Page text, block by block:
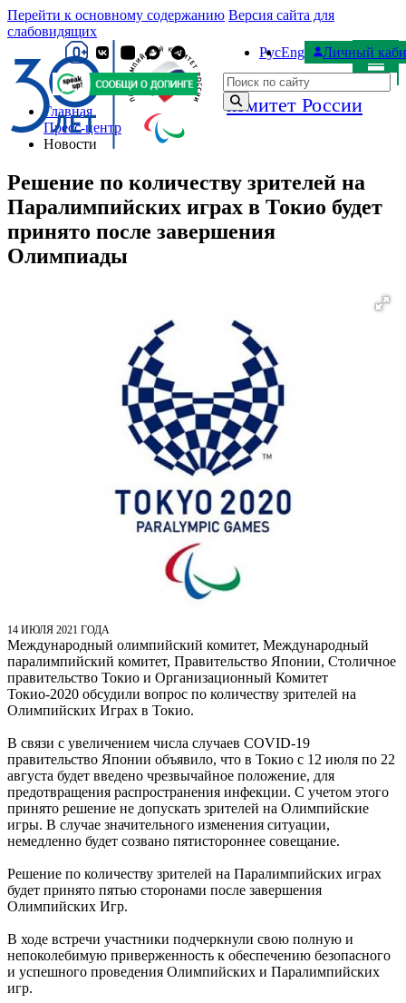
Перейти к основному содержанию Версия сайта для
слабовидящих
Паралимпийский
комитет России
РусEng
Личный
Поиск по сайту
Главная
Пресс-центр
Новости
Решение по количеству зрителей на
Паралимпийских играх в Токио будет
принято после завершения
Олимпиады
14 ИЮЛЯ 2021 ГОДА
Международный олимпийский комитет, Международный
паралимпийский комитет, Правительство Японии, Столичное
правительство Токио и Организационный Комитет
Токио-2020 обсудили вопрос по количеству зрителей на
Олимпийских Играх в Токио.
В связи с увеличением числа случаев COVID-19
правительство Японии объявило, что в Токио с 12 июля по 22
августа будет введено чрезвычайное положение, для
предотвращения распространения инфекции. С учетом этого
принято решение не допускать зрителей на Олимпийские
игры. В случае значительного изменения ситуации,
немедленно будет созвано пятистороннее совещание.
Решение по количеству зрителей на Паралимпийских играх
будет принято пятью сторонами после завершения
Олимпийских Игр.
В ходе встречи участники подчеркнули свою полную и
непоколебимую приверженность к обеспечению безопасного
и успешного проведения Олимпийских и Паралимпийских
игр.